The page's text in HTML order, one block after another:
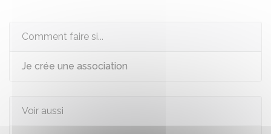
Comment faire si...
Je crée une association
Voir aussi